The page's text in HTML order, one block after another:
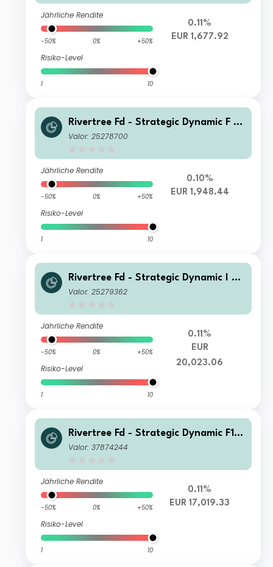
Jährliche Rendite
-50% 0% +50%
Risiko-Level
1 10
0.11%
EUR 1,677.92
Rivertree Fd - Strategic Dynamic F C
apitalisation
Valor: 25278700
Jährliche Rendite
-50% 0% +50%
Risiko-Level
1 10
0.10%
EUR 1,948.44
Rivertree Fd - Strategic Dynamic I Ca
pitalisation
Valor: 25279362
Jährliche Rendite
-50% 0% +50%
Risiko-Level
1 10
0.11%
EUR
20,023.06
Rivertree Fd - Strategic Dynamic F1 C
apitalisation
Valor: 37874244
Jährliche Rendite
-50% 0% +50%
Risiko-Level
1 10
0.11%
EUR 17,019.33